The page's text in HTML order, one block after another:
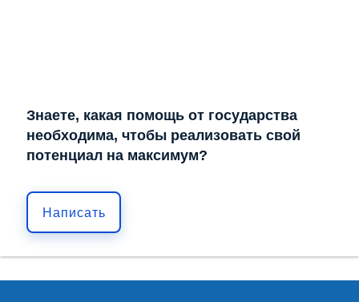
Знаете, какая помощь от государства
необходима, чтобы реализовать свой
потенциал на максимум?
Написать